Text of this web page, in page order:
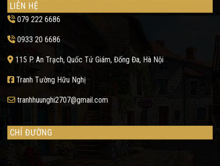
LIÊN HỆ
079 222 6686
0933 20 6686
115 P. An Trạch, Quốc Tử Giám, Đống Đa, Hà Nội
Tranh Tường Hữu Nghị
tranhhuunghi2707@gmail.com
CHỈ ĐƯỜNG